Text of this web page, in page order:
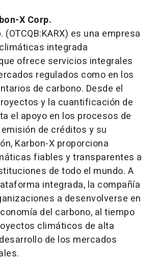
X Corp.
(OTCQB:KARX) es una empresa
integrada
ofrece servicios integrales
regulados como en los
de carbono. Desde el
y la cuantificación de
el apoyo en los procesos de
de créditos y su
Karbon-X proporciona
fiables y transparentes a
de todo el mundo. A
integrada, la compañía
a desenvolverse en
del carbono, al tiempo
climáticos de alta
de los mercados